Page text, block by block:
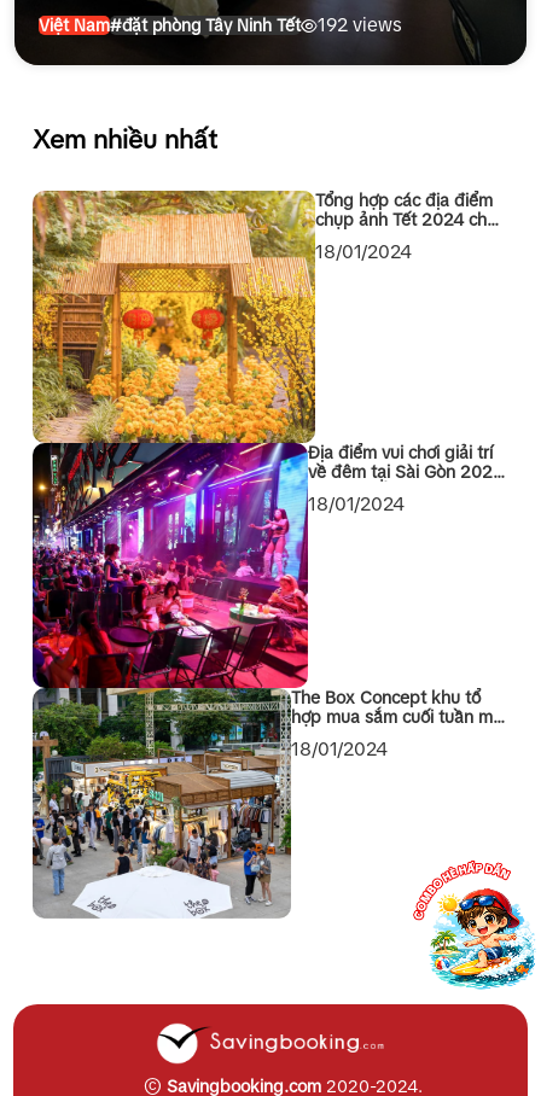
Việt Nam#đặt phòng Tây Ninh Tết 192 views
Xem nhiều nhất
Tổng hợp các địa điểm
chụp ảnh Tết 2024 cho
18/01/2024
Địa điểm vui chơi giải trí
về đêm tại Sài Gòn 2024
không thể bỏ qua
18/01/2024
The Box Concept khu tổ
hợp mua sắm cuối tuần mới
18/01/2024
© Savingbooking.com2020-2024.